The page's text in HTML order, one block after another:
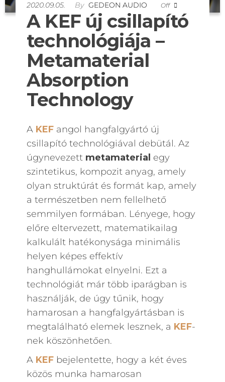
2020.09.05. By GEDEON AUDIO Off
A KEF új csillapító
technológiája –
Metamaterial
Absorption
Technology
AKEFangol hangfalgyártó új
csillapító technológiával debütál. Az
úgynevezett metamaterial egy
szintetikus, kompozit anyag, amely
olyan struktúrát és formát kap, amely
a természetben nem fellelhető
semmilyen formában. Lényege, hogy
előre eltervezett, matematikailag
kalkulált hatékonysága minimális
helyen képes effektív
hanghullámokat elnyelni. Ezt a
technológiát már több iparágban is
használják, de úgy tűnik, hogy
hamarosan a hangfalgyártásban is
megtalálható elemek lesznek, a KEF-
nek köszönhetően.
A KEFbejelentette, hogy a két éves
közös munka hamarosan